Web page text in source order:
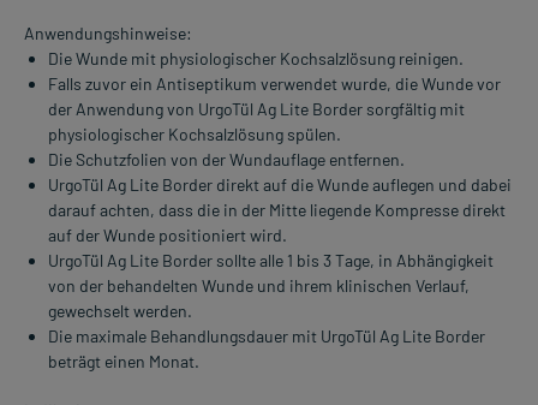
Anwendungshinweise:
Die Wunde mit physiologischer Kochsalzlösung reinigen.
Falls zuvor ein Antiseptikum verwendet wurde, die Wunde vor
der Anwendung von UrgoTül Ag Lite Border sorgfältig mit
physiologischer Kochsalzlösung spülen.
Die Schutzfolien von der Wundauflage entfernen.
UrgoTül Ag Lite Border direkt auf die Wunde auflegen und dabei
darauf achten, dass die in der Mitte liegende Kompresse direkt
auf der Wunde positioniert wird.
UrgoTül Ag Lite Border sollte alle 1 bis 3 Tage, in Abhängigkeit
von der behandelten Wunde und ihrem klinischen Verlauf,
gewechselt werden.
Die maximale Behandlungsdauer mit UrgoTül Ag Lite Border
beträgt einen Monat.